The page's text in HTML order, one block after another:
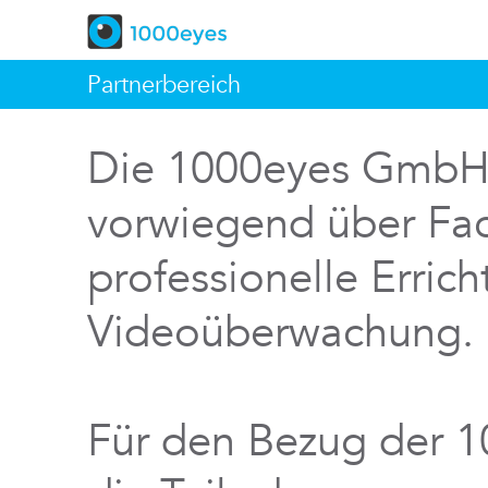
Partnerbereich
Die 1000eyes
vorwiegend über
professionelle
Videoüberwachung.
Für den Bezug der